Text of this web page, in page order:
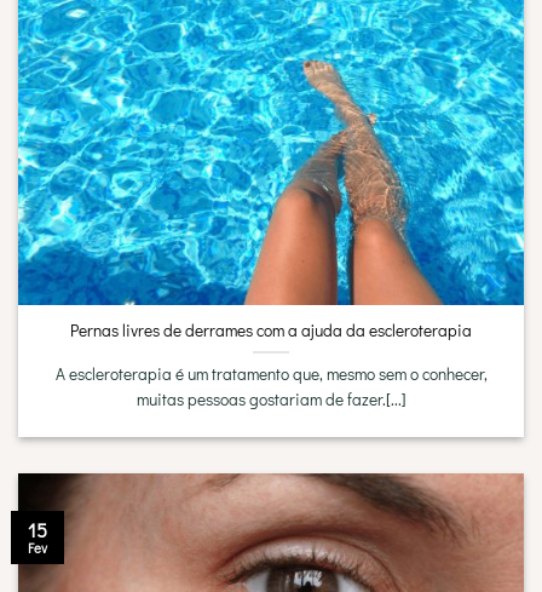
Pernas livres de derrames com a ajuda da escleroterapia
A escleroterapia é um tratamento que, mesmo sem o conhecer,
muitas pessoas gostariam de fazer.[...]
15
Fev